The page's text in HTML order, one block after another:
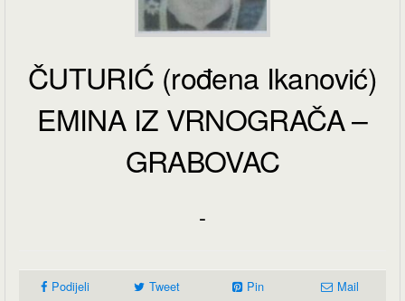
ČUTURIĆ (rođena Ikanović)
EMINA IZ VRNOGRAČA –
GRABOVAC
-
Podijeli Tweet Pin Mail